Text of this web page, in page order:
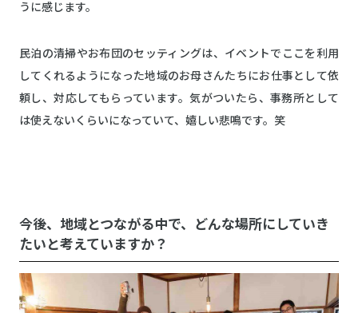
うに感じます。
民泊の清掃やお布団のセッティングは、イベントでここを利用
してくれるようになった地域のお母さんたちにお仕事として依
頼し、対応してもらっています。気がついたら、事務所として
は使えないくらいになっていて、嬉しい悲鳴です。笑
今後、地域とつながる中で、どんな場所にしていき
たいと考えていますか？